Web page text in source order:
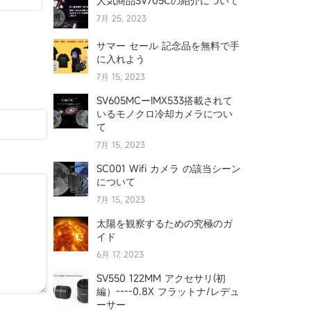
7月 25, 2023
サマー セール 記念品を無料で手
に入れよう
7月 15, 2023
SV605MCーIMX533搭載されて
いるモノクロ冷却カメラについ
て
7月 15, 2023
SC001 Wifi カメラ の該当シーン
について
7月 15, 2023
太陽を観察するための究極のガ
イド
6月 17, 2023
SV550 122MM アクセサリ(初
編）----0.8X フラットナ/レデュ
ーサー